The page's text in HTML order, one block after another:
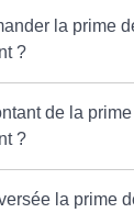
la prime
?
de la
?
la prime